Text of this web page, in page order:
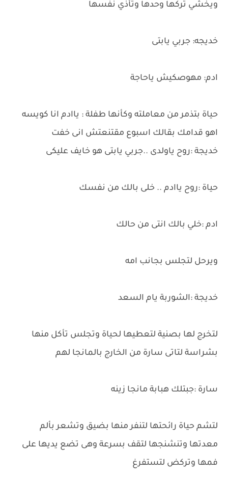
ويخشي تركها وحدها وتأذي نفسها
خديجه: جربي يابتى
ادم: مهوصكيش ياحاجة
حياة بتذمر من معاملته وكأنها طفلة : ياادم انا كويسه
اهو قدامك بقالك اسبوع مقتنعتش انى خفت
خديجة :روح ياولدى ..جربي يابتى هو خايف عليكى
حياة :روح ياادم .. خلى بالك من نفسك
ادم :خلي بالك انتى من حالك
ويرحل لتجلس بجانب امه
خديجة :الشوربة يام السعد
لتخرج لها بصنية لتعطيها لحياة وتجلس تأكل منها
بشراسة لتاتى سارة من الخارج بالمانجا لهم
سارة :جبتلك هبابة مانجا زينه
لتشم حياة رائحتها لتنفر منها بضيق وتشعر بألم
معدتها وتنشنجها لتقف بسرعة وهى تضع يديها على
فمها وتركض لتستفرغ